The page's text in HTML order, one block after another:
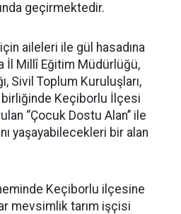
geçirmektedir.
aileleri ile gül hasadına
İl Millî Eğitim Müdürlüğü,
Sivil Toplum Kuruluşları,
Keçiborlu İlçesi
‘’Çocuk Dostu Alan’’ ile
yaşayabilecekleri bir alan
Keçiborlu ilçesine
mevsimlik tarım işçisi